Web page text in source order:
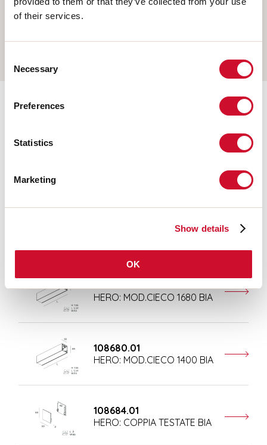
of their services.
Selection
Necessary
Preferences
Statistics
Marketing
Show details
OK
Accesorios adicionales
HERO: TESTATA OPALE PER
HERO: MOD.CIECO 1680 BIA
108680.01
HERO: MOD.CIECO 1400 BIA
108684.01
HERO: COPPIA TESTATE BIA